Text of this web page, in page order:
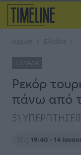
Αρχική Ελλάδα
ΕΛΛΆΔΑ
Ρεκόρ
πάνω από
51
Στις 19:40 - 14